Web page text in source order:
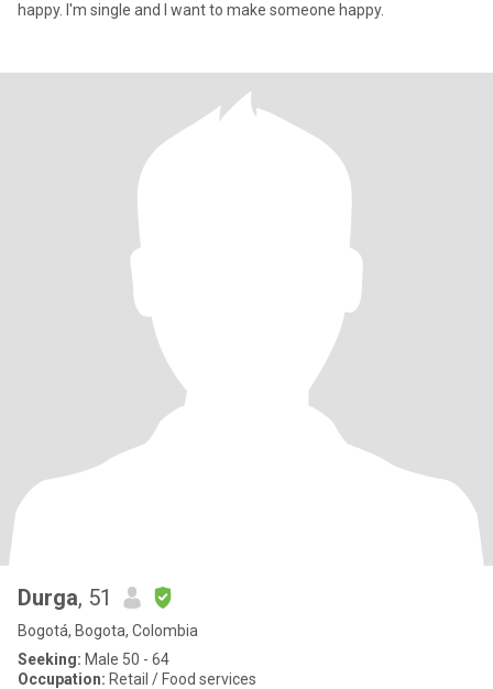
happy. I'm single and I want to make someone happy.
Durga, 51
Bogotá, Bogota, Colombia
Seeking: Male 50 - 64
Occupation: Retail / Food services